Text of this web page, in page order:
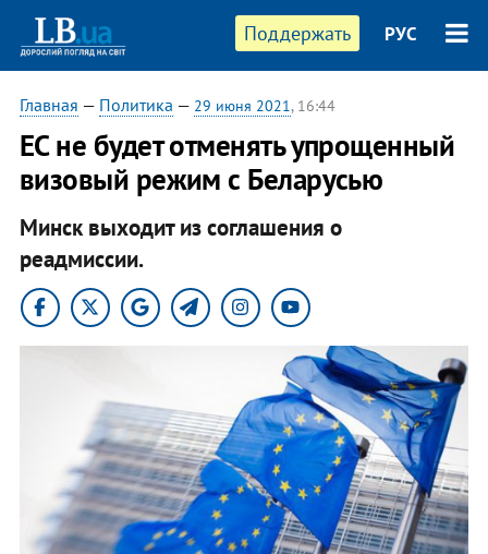
Поддержать РУС
Главная — Политика — 29 июня 2021, 16:44
ЕС не будет отменять упрощенный
визовый режим с Беларусью
Минск выходит из соглашения о
реадмиссии.